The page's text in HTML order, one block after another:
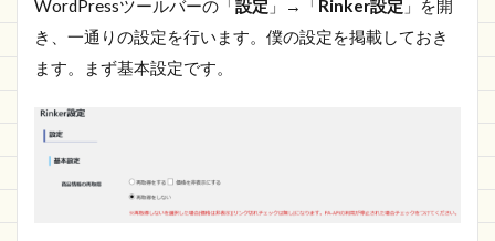
WordPressツールバーの「設定 」→「Rinker設定 」を開
き、一通りの設定を行います。僕の設定を掲載しておき
ます。まず基本設定です。